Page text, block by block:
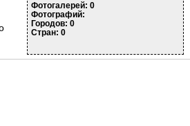
Фотогалерей: 0
Фотографий:
Городов: 0
Стран: 0